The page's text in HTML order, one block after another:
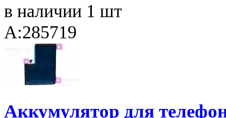
в наличии 1 шт
A:285719
Аккумулятор для